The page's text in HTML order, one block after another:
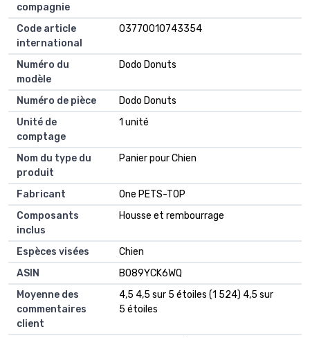
compagnie
Code article
international
03770010743354
Numéro du
modèle
Dodo Donuts
Numéro de pièce
Dodo Donuts
Unité de
comptage
1 unité
Nom du type du
produit
Panier pour Chien
Fabricant
One PETS-TOP
Composants
inclus
Housse et rembourrage
Espèces visées
Chien
ASIN
B089YCK6WQ
Moyenne des
commentaires
client
4,5 4,5 sur 5 étoiles (1 524) 4,5 sur
5 étoiles